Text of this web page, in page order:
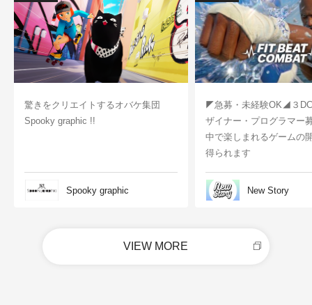
驚きをクリエイトするオバケ集団
Spooky graphic !!
Spooky graphic
◤急募・未経験OK◢３
ザイナー・プログラマー
中で楽しまれるゲームの
得られます
New Story
VIEW MORE